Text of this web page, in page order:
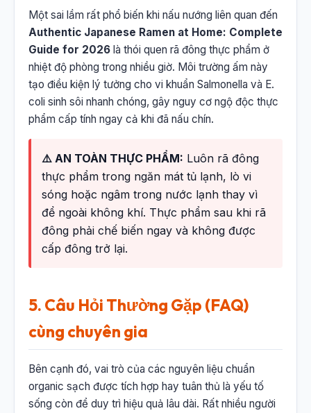
Một sai lầm rất phổ biến khi nấu nướng liên quan đến
Authentic Japanese Ramen at Home: Complete
Guide for 2026 là thói quen rã đông thực phẩm ở
nhiệt độ phòng trong nhiều giờ. Môi trường ấm này
tạo điều kiện lý tưởng cho vi khuẩn Salmonella và E.
coli sinh sôi nhanh chóng, gây nguy cơ ngộ độc thực
phẩm cấp tính ngay cả khi đã nấu chín.
⚠️ AN TOÀN THỰC PHẨM: Luôn rã đông
thực phẩm trong ngăn mát tủ lạnh, lò vi
sóng hoặc ngâm trong nước lạnh thay vì
để ngoài không khí. Thực phẩm sau khi rã
đông phải chế biến ngay và không được
cấp đông trở lại.
5. Câu Hỏi Thường Gặp (FAQ)
cùng chuyên gia
Bên cạnh đó, vai trò của các nguyên liệu chuẩn
organic sạch được tích hợp hay tuân thủ là yếu tố
sống còn để duy trì hiệu quả lâu dài. Rất nhiều người